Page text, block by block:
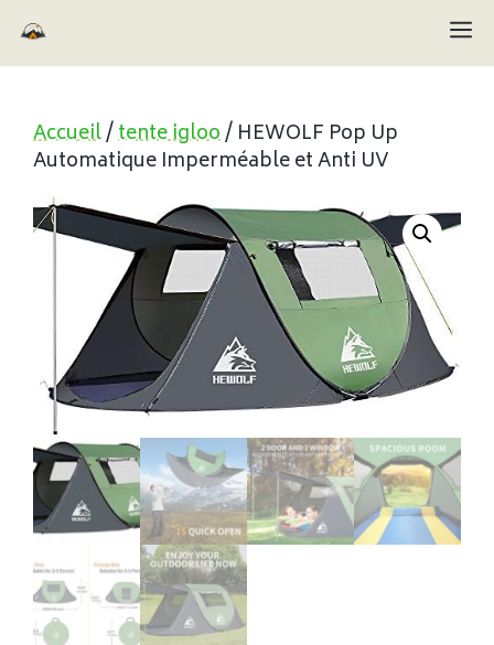
au
contenu
Accueil/tente igloo/ HEWOLF Pop Up
Automatique Imperméable et Anti UV